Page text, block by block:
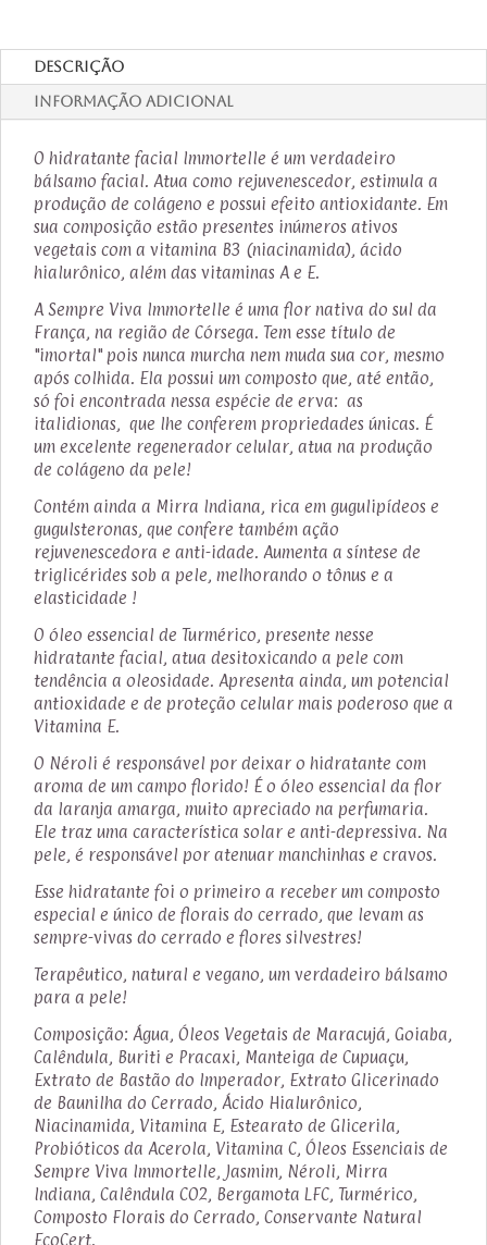
Descrição
Informação adicional
O hidratante facial Immortelle é um verdadeiro
bálsamo facial. Atua como rejuvenescedor, estimula a
produção de colágeno e possui efeito antioxidante. Em
sua composição estão presentes inúmeros ativos
vegetais com a vitamina B3 (niacinamida), ácido
hialurônico, além das vitaminas A e E.
A Sempre Viva Immortelle é uma flor nativa do sul da
França, na região de Córsega. Tem esse título de
"imortal" pois nunca murcha nem muda sua cor, mesmo
após colhida. Ela possui um composto que, até então,
só foi encontrada nessa espécie de erva: as
italidionas, que lhe conferem propriedades únicas. É
um excelente regenerador celular, atua na produção
de colágeno da pele!
Contém ainda a Mirra Indiana, rica em gugulipídeos e
gugulsteronas, que confere também ação
rejuvenescedora e anti-idade. Aumenta a síntese de
triglicérides sob a pele, melhorando o tônus e a
elasticidade !
O óleo essencial de Turmérico, presente nesse
hidratante facial, atua desitoxicando a pele com
tendência a oleosidade. Apresenta ainda, um potencial
antioxidade e de proteção celular mais poderoso que a
Vitamina E.
O Néroli é responsável por deixar o hidratante com
aroma de um campo florido! É o óleo essencial da flor
da laranja amarga, muito apreciado na perfumaria.
Ele traz uma característica solar e anti-depressiva. Na
pele, é responsável por atenuar manchinhas e cravos.
Esse hidratante foi o primeiro a receber um composto
especial e único de florais do cerrado, que levam as
sempre-vivas do cerrado e flores silvestres!
Terapêutico, natural e vegano, um verdadeiro bálsamo
para a pele!
Composição: Água, Óleos Vegetais de Maracujá, Goiaba,
Calêndula, Buriti e Pracaxi, Manteiga de Cupuaçu,
Extrato de Bastão do Imperador, Extrato Glicerinado
de Baunilha do Cerrado, Ácido Hialurônico,
Niacinamida, Vitamina E, Estearato de Glicerila,
Probióticos da Acerola, Vitamina C, Óleos Essenciais de
Sempre Viva Immortelle, Jasmim, Néroli, Mirra
Indiana, Calêndula CO2, Bergamota LFC, Turmérico,
Composto Florais do Cerrado, Conservante Natural
EcoCert.